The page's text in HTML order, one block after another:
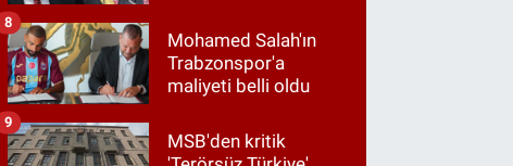
Mohamed Salah'ın
Trabzonspor'a
maliyeti belli oldu
8
MSB'den kritik
9